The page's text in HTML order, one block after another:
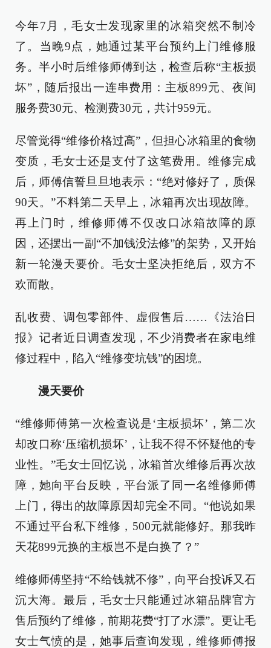
今年7月，毛女士发现家里的冰箱突然不制冷
了。当晚9点，她通过某平台预约上门维修服
务。半小时后维修师傅到达，检查后称“主板损
坏”，随后报出一连串费用：主板899元、夜间
服务费30元、检测费30元，共计959元。
尽管觉得“维修价格过高”，但担心冰箱里的食物
变质，毛女士还是支付了这笔费用。维修完成
后，师傅信誓旦旦地表示：“绝对修好了，质保
90天。”不料第二天早上，冰箱再次出现故障。
再上门时，维修师傅不仅改口冰箱故障的原
因，还摆出一副“不加钱没法修”的架势，又开始
新一轮漫天要价。毛女士坚决拒绝后，双方不
欢而散。
乱收费、调包零部件、虚假售后……《法治日
报》记者近日调查发现，不少消费者在家电维
修过程中，陷入“维修变坑钱”的困境。
漫天要价
“维修师傅第一次检查说是‘主板损坏’，第二次
却改口称‘压缩机损坏’，让我不得不怀疑他的专
业性。”毛女士回忆说，冰箱首次维修后再次故
障，她向平台反映，平台派了同一名维修师傅
上门，得出的故障原因却完全不同。“他说如果
不通过平台私下维修，500元就能修好。那我昨
天花899元换的主板岂不是白换了？”
维修师傅坚持“不给钱就不修”，向平台投诉又石
沉大海。最后，毛女士只能通过冰箱品牌官方
售后预约了维修，前期花费“打了水漂”。更让毛
女士气愤的是，她事后查询发现，维修师傅报